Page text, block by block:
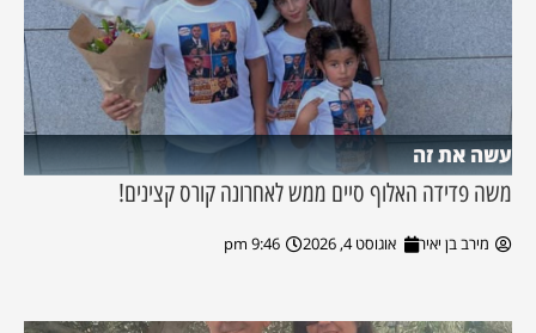
עשה את זה
משה פדידה האלוף סיים ממש לאחרונה קורס קצינים!
מירב בן יאיר אוגוסט 4, 2026 9:46 pm